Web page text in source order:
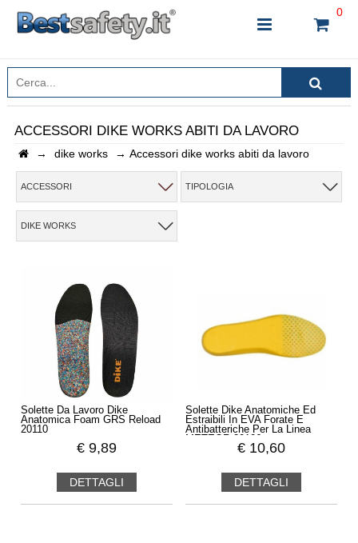
0
INSERISCI IL NOME DEL PRODOTTO CHE STAI
CERCANDO
CHIUDI RICERCA
ACCESSORI DIKE WORKS ABITI DA LAVORO
→ dike works → Accessori dike works abiti da lavoro
ACCESSORI TIPOLOGIA
DIKE WORKS
Solette Da Lavoro Dike
Anatomica Foam GRS Reload
20110
€ 9,89
DETTAGLI
Solette Dike Anatomiche Ed
Estraibili In EVA Forate E
Antibatteriche Per La Linea
€ 10,60
DETTAGLI